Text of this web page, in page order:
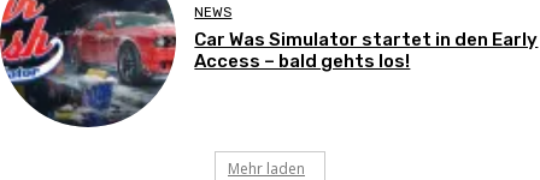
NEWS
Car Was Simulator startet in den Early
Access – bald gehts los!
Mehr laden